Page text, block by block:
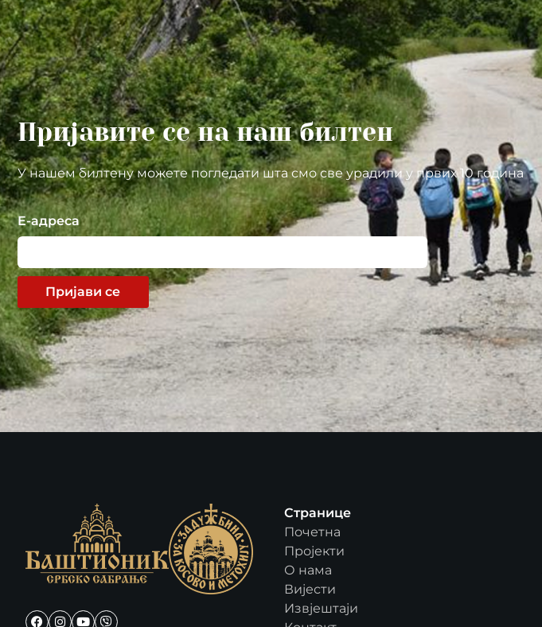
Пријавите се на наш билтен
У нашем билтену можете погледати шта смо све урадили у првих 10 година
Е-адреса
Пријави се
Странице
Почетна
Пројекти
О нама
Вијести
Извјештаји